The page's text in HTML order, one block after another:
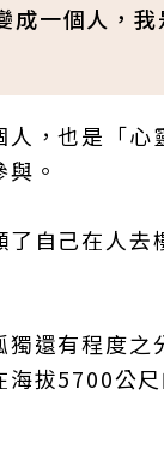
一個人，
，也是「心
。
自己在人去
還有程度之
拔5700公